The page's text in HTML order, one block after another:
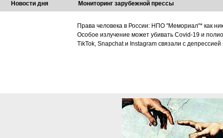
Новости дня Мониторинг зарубежной прессы
Права человека в России: НПО "Мемориал"* как
Особое излучение может убивать Covid-19 и
TikTok, Snapchat и Instagram связали с